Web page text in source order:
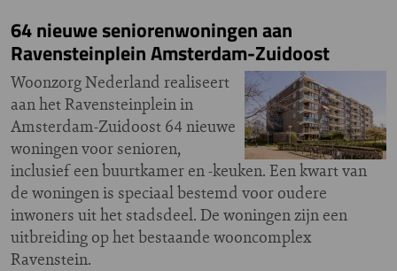
64 nieuwe seniorenwoningen aan
Ravensteinplein Amsterdam-Zuidoost
Woonzorg Nederland realiseert
aan het Ravensteinplein in
Amsterdam-Zuidoost 64 nieuwe
woningen voor senioren,
inclusief een buurtkamer en -keuken. Een kwart van
de woningen is speciaal bestemd voor oudere
inwoners uit het stadsdeel. De woningen zijn een
uitbreiding op het bestaande wooncomplex
Ravenstein.